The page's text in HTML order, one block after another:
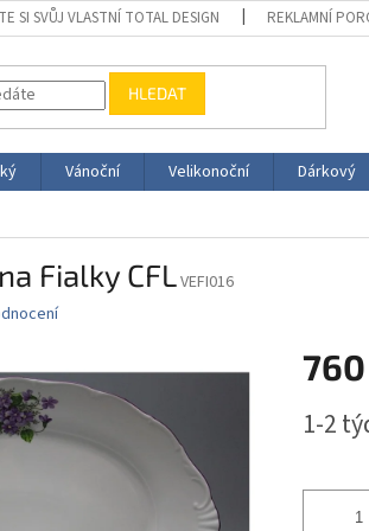
SI SVŮJ VLASTNÍ TOTAL DESIGN REKLAMNÍ
HLEDAT
Vánoční Velikonoční Dárkový
Fialky CFLVEFI016
cena:
1-2